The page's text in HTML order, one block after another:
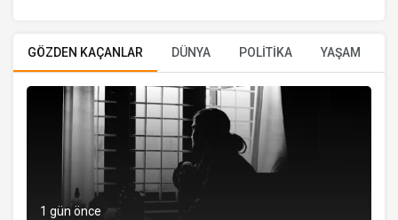
GÖZDEN KAÇANLAR DÜNYA POLİTİKA YAŞAM
1 gün önce